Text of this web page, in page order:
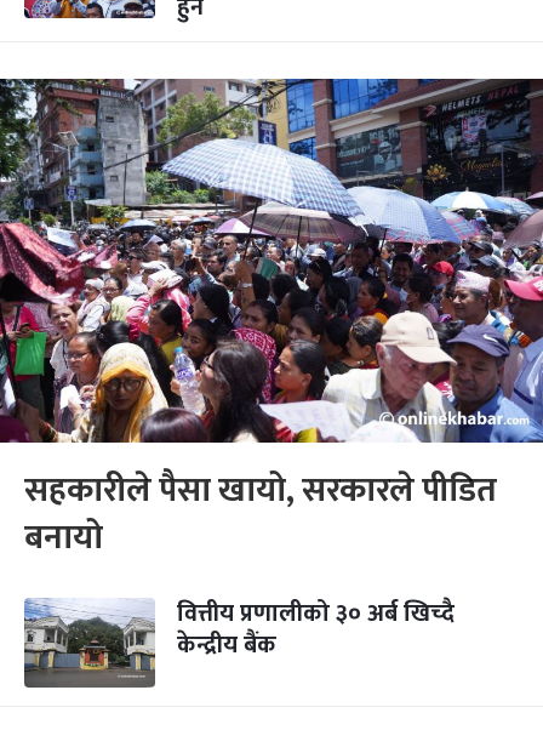
सहकारीले पैसा खायो, सरकारले पीडित
बनायो
वित्तीय प्रणालीको ३० अर्ब खिच्दै
केन्द्रीय बैंक